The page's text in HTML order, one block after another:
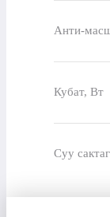
Анти-
Кубат, Вт
Суу